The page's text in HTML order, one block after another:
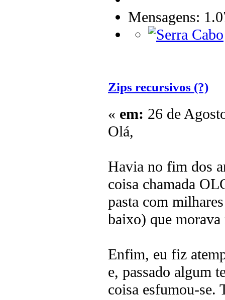
Mensagens:
Zips recursivos (?)
« em: 26 de
Olá,
Havia no fim dos
coisa chamada
pasta com
baixo) que morava
Enfim, eu fiz
e, passado algum
coisa esfumou-se.